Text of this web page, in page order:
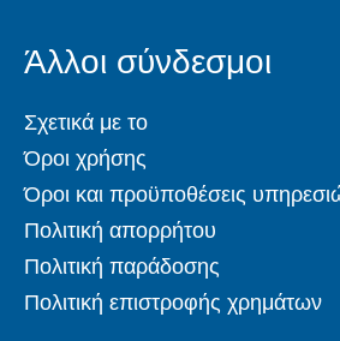
Άλλοι σύνδεσμοι
Σχετικά με το
Όροι χρήσης
Όροι και προϋποθέσεις
Πολιτική απορρήτου
Πολιτική παράδοσης
Πολιτική επιστροφής χρημάτων